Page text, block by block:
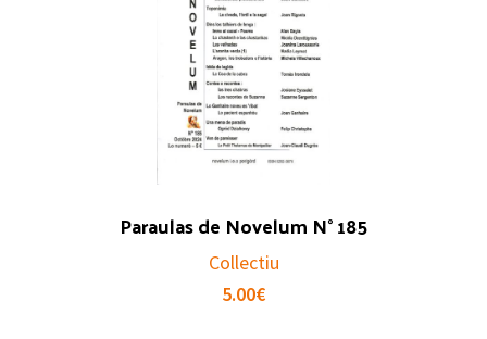
Paraulas de Novelum N° 185
Collectiu
5.00€